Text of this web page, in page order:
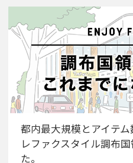
都内最大規模とアイテ
レファクスタイル調布
た。